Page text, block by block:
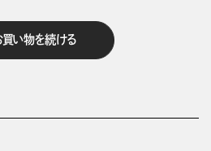
買い物を続ける